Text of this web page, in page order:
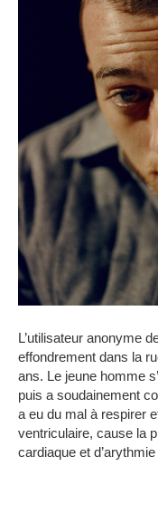
L’utilisateur anonyme
effondrement dans la
ans. Le jeune homme
puis a soudainement
a eu du mal à respirer
ventriculaire, cause la
cardiaque et